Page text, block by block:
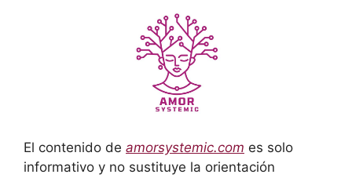
El contenido de amorsystemic.com es solo
informativo y no sustituye la orientación